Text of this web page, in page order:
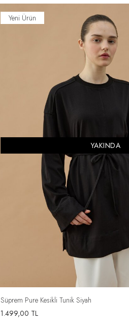
Yeni Ürün
YAKINDA
Süprem Pure Kesikli Tunik Siyah
1.499,00 TL